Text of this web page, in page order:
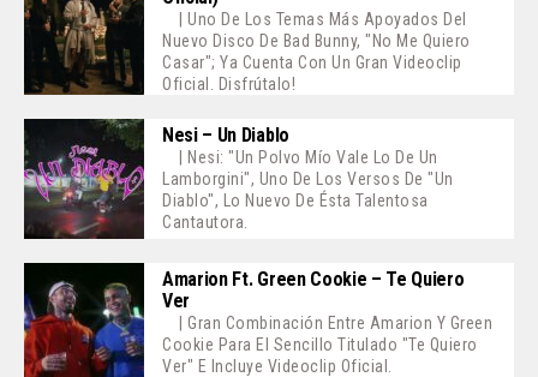
| Uno De Los Temas Más Apoyados Del
Nuevo Disco De Bad Bunny, "No Me Quiero
Casar"; Ya Cuenta Con Un Gran Videoclip
Oficial. Disfrútalo!
Nesi – Un Diablo
| Nesi: "Un Polvo Mío Vale Lo De Un
Lamborgini", Uno De Los Versos De "Un
Diablo", Lo Nuevo De Ésta Talentosa
Cantautora.
Amarion Ft. Green Cookie – Te Quiero
Ver
| Gran Combinación Entre Amarion Y Green
Cookie Para El Sencillo Titulado "Te Quiero
Ver" E Incluye Videoclip Oficial.